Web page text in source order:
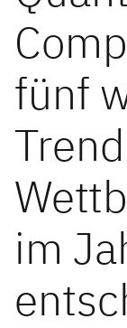
fünf
im